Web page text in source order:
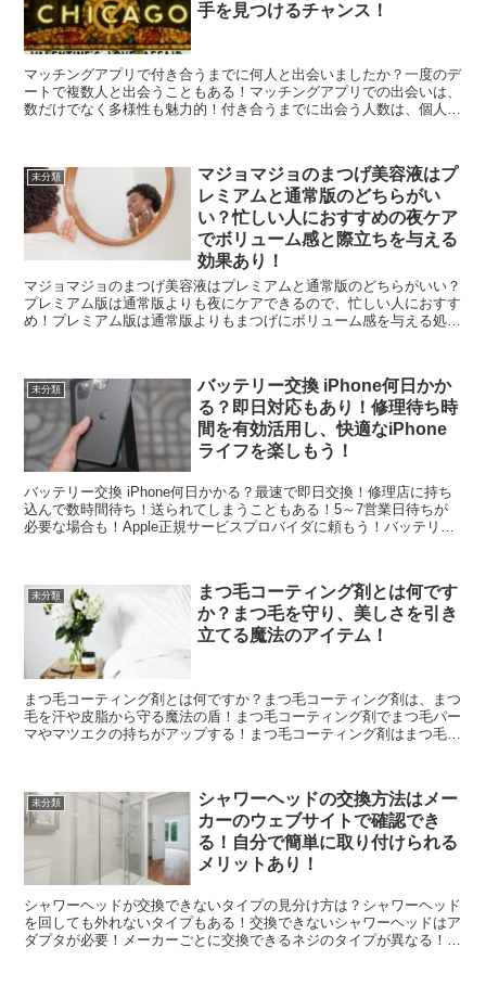
手を見つけるチャンス！
マッチングアプリで付き合うまでに何人と出会いましたか？一度のデ
ートで複数人と出会うこともある！マッチングアプリでの出会いは、
数だけでなく多様性も魅力的！付き合うまでに出会う人数は、個人の
未分類
マジョマジョのまつげ美容液はプ
レミアムと通常版のどちらがい
い？忙しい人におすすめの夜ケア
でボリューム感と際立ちを与える
効果あり！
マジョマジョのまつげ美容液はプレミアムと通常版のどちらがいい？
プレミアム版は通常版よりも夜にケアできるので、忙しい人におすす
め！プレミアム版は通常版よりもまつげにボリューム感を与える処方
未分類
バッテリー交換 iPhone何日かか
る？即日対応もあり！修理待ち時
間を有効活用し、快適なiPhone
ライフを楽しもう！
バッテリー交換 iPhone何日かかる？最速で即日交換！修理店に持ち
込んで数時間待ち！送られてしまうこともある！5～7営業日待ちが
必要な場合も！Apple正規サービスプロバイダに頼もう！バッテリー
未分類
まつ毛コーティング剤とは何です
か？まつ毛を守り、美しさを引き
立てる魔法のアイテム！
まつ毛コーティング剤とは何ですか？まつ毛コーティング剤は、まつ
毛を汗や皮脂から守る魔法の盾！まつ毛コーティング剤でまつ毛パー
マやマツエクの持ちがアップする！まつ毛コーティング剤はまつ毛美
未分類
シャワーヘッドの交換方法はメー
カーのウェブサイトで確認でき
る！自分で簡単に取り付けられる
メリットあり！
シャワーヘッドが交換できないタイプの見分け方は？シャワーヘッド
を回しても外れないタイプもある！交換できないシャワーヘッドはア
ダプタが必要！メーカーごとに交換できるネジのタイプが異なる！シ